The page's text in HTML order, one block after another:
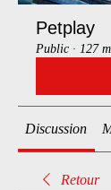
Petplay
Public · 127
Discussion
Retour